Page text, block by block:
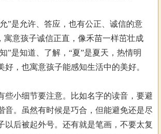
”是允许、答应，也有公正、诚信的意
寓意孩子诚信正直，像禾苗一样茁壮成
”是知道、了解，“夏”是夏天，热情明
好，也寓意孩子能感知生活中的美好。
些小细节要注意。比如名字的读音，要避
音。虽然有时候是巧合，但能避免还是尽
以后被起外号。还有就是笔画，不要太复